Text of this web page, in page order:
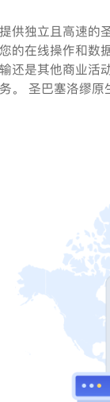
供独立且高速的
的在线操作和数
还是其他商业活
。 圣巴塞洛缪原